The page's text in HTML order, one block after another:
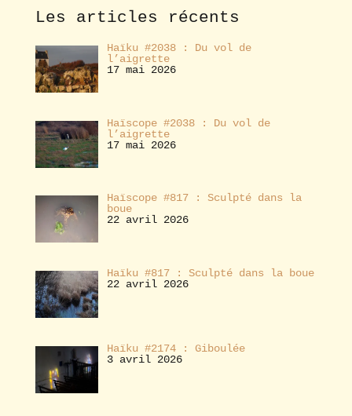
eLes articles récents
Haïku #2038 : Du vol de
l’aigrette
17 mai 2026
Haïscope #2038 : Du vol de
l’aigrette
17 mai 2026
Haïscope #817 : Sculpté dans la
boue
22 avril 2026
Haïku #817 : Sculpté dans la boue
22 avril 2026
Haïku #2174 : Giboulée
3 avril 2026